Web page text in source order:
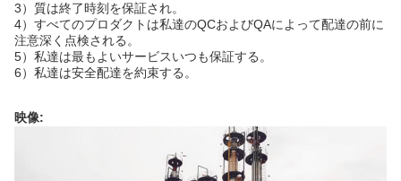
3）質は終了時刻を保証され。
4）すべてのプロダクトは私達のQCおよびQAによって配達の前に
注意深く点検される。
5）私達は最もよいサービスいつも保証する。
6）私達は安全配達を約束する。
映像: